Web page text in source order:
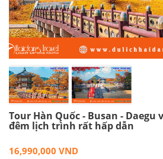
Tour Hàn Quốc - Busan - Daegu
đêm lịch trình rất hấp dẫn
16,990,000 VND